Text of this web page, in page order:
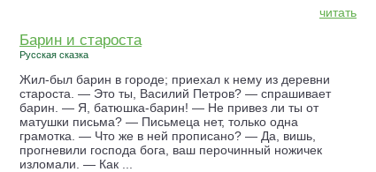
читать
Барин и староста
Русская сказка
Жил-был барин в городе; приехал к нему из деревни
староста. — Это ты, Василий Петров? — спрашивает
барин. — Я, батюшка-барин! — Не привез ли ты от
матушки письма? — Письмеца нет, только одна
грамотка. — Что же в ней прописано? — Да, вишь,
прогневили господа бога, ваш перочинный ножичек
изломали. — Как ...